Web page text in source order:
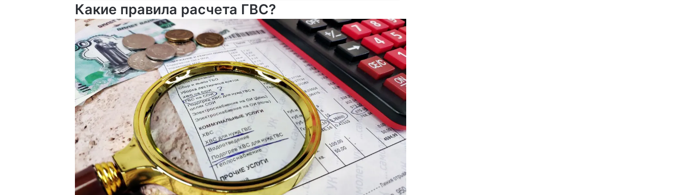
Какие правила расчета ГВС?